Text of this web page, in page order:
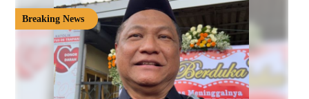
Breaking News